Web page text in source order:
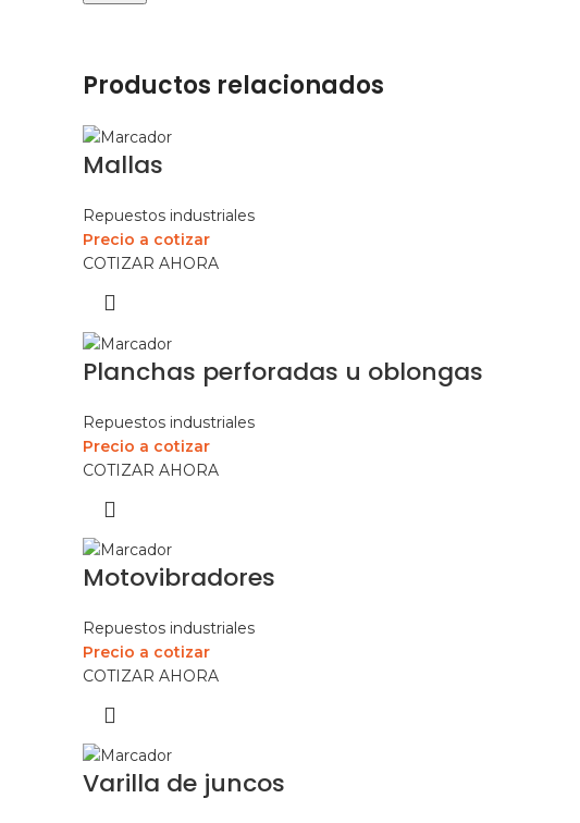
Productos relacionados
Mallas
Repuestos industriales
Precio a cotizar
COTIZAR AHORA
Planchas perforadas u oblongas
Repuestos industriales
Precio a cotizar
COTIZAR AHORA
Motovibradores
Repuestos industriales
Precio a cotizar
COTIZAR AHORA
Varilla de juncos